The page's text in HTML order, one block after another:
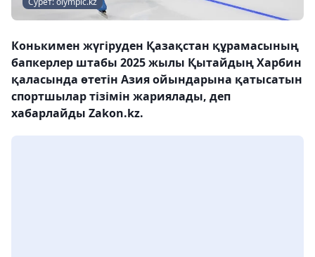
Конькимен жүгіруден Қазақстан құрамасының
бапкерлер штабы 2025 жылы Қытайдың Харбин
қаласында өтетін Азия ойындарына қатысатын
спортшылар тізімін жариялады, деп
хабарлайды Zakon.kz.